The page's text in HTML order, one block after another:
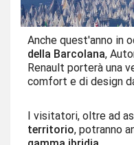
Anche quest'anno in
della Barcolana,
Renault porterà una
comfort e di design
I visitatori, oltre ad
territorio, potranno